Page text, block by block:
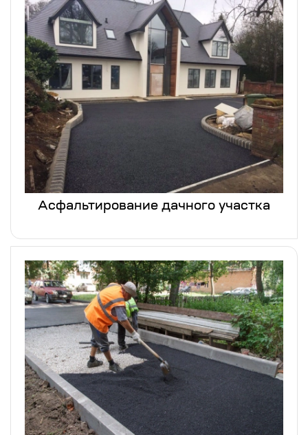
Асфальтирование дачного участка